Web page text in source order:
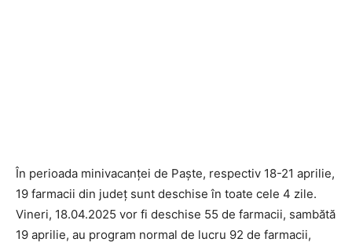
În perioada minivacanţei de Paşte, respectiv 18-21 aprilie,
19 farmacii din județ sunt deschise în toate cele 4 zile.
Vineri, 18.04.2025 vor fi deschise 55 de farmacii, sambătă
19 aprilie, au program normal de lucru 92 de farmacii,